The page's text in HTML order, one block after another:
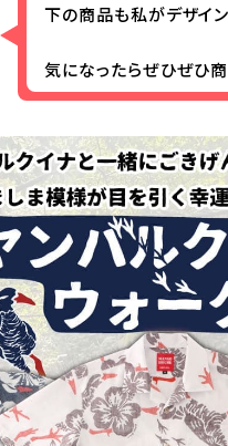
下の商品も私がデザイ
気になったらぜひぜひ